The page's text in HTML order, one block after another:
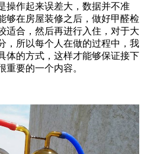
操作起来误差大，数据并不准
够在房屋装修之后，做好甲醛检
适合，然后再进行入住，对于大
，所以每个人在做的过程中，我
体的方式，这样才能够保证接下
重要的一个内容。